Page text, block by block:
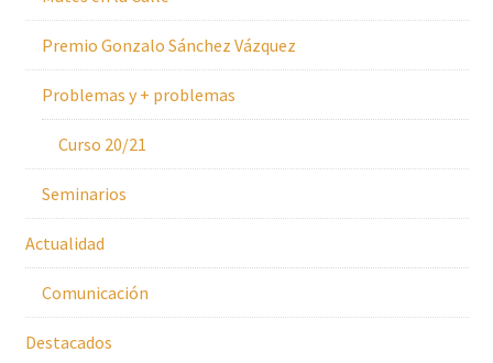
Premio Gonzalo Sánchez Vázquez
Problemas y + problemas
Curso 20/21
Seminarios
Actualidad
Comunicación
Destacados